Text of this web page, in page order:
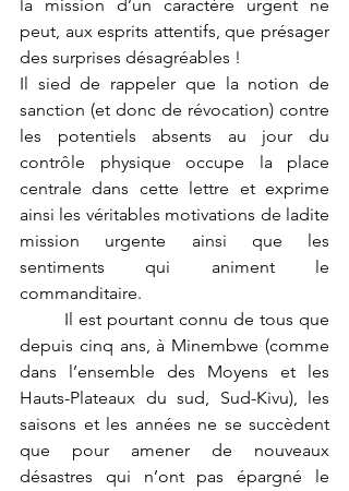
la mission d’un caractère urgent ne
peut, aux esprits attentifs, que présager
des surprises désagréables !
Il sied de rappeler que la notion de
sanction (et donc de révocation) contre
les potentiels absents au jour du
contrôle physique occupe la place
centrale dans cette lettre et exprime
ainsi les véritables motivations de ladite
mission urgente ainsi que les
sentiments qui animent le
commanditaire.
depuis cinq ans, à Minembwe (comme
dans l’ensemble des Moyens et les
Hauts-Plateaux du sud, Sud-Kivu), les
saisons et les années ne se succèdent
que pour amener de nouveaux
désastres qui n’ont pas épargné le